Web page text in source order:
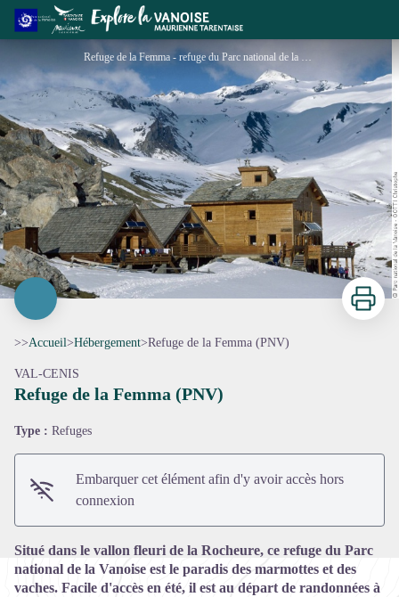
Refuge de la Femma (PNV)
Refuge de la Femma - refuge du Parc national de la Vanoise - ouvert hors période - Parc national de la Vanoise - GOTTI Christophe
Imprimer
>>Accueil>Hébergement>Refuge de la Femma (PNV)
VAL-CENIS
Refuge de la Femma (PNV)
Type : Refuges
Embarquer cet élément afin d'y avoir accès hors
connexion
Situé dans le vallon fleuri de la Rocheure, ce refuge du Parc
national de la Vanoise est le paradis des marmottes et des
vaches. Facile d'accès en été, il est au départ de randonnées à